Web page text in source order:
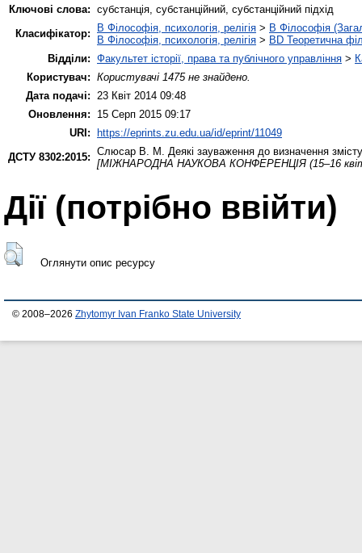
Ключові слова: субстанція, субстанційний, субстанційний підхід
Класифікатор:
B Філософія, психологія, релігія > B Філософія
B Філософія, психологія, релігія > BD Теоретична
Відділи: Факультет історії, права та публічного управління >
Користувач: Користувачі 1475 не знайдено.
Дата подачі:
23 Квіт 2014 09:48
Оновлення:
15 Серп 2015 09:17
URI: https://eprints.zu.edu.ua/id/eprint/11049
ДСТУ 8302:2015: Слюсар В. М.
Деякі зауваження до визначення
[МІЖНАРОДНА НАУКОВА КОНФЕРЕНЦІЯ (15–16
Дії ​​(потрібно ввійти)
Оглянути опис ресурсу
© 2008–2026 Zhytomyr Ivan Franko State University